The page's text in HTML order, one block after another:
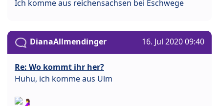
Ich komme aus reichensachsen bei Eschwege
DianaAllmendinger 16. Jul 2020 09:40
Re: Wo kommt ihr her?
Huhu, ich komme aus Ulm